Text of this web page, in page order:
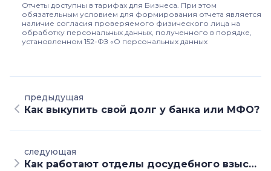
Отчеты доступны в тарифах для Бизнеса. При этом
обязательным условием для формирования отчета является
наличие согласия проверяемого физического лица на
обработку персональных данных, полученного в порядке,
установленном 152-ФЗ «О персональных данных
предыдущая
Как выкупить свой долг у банка или МФО?
следующая
Как работают отделы досудебного взыскания банков и МФО